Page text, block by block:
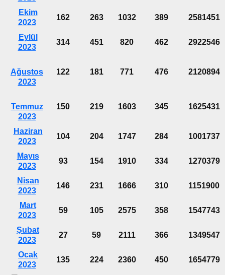
Ekim
2023
162 263 1032 389 2581451
Eylül
2023
314 451 820 462 2922546
Ağustos
2023
122 181 771 476 2120894
Temmuz
2023
150 219 1603 345 1625431
Haziran
2023
104 204 1747 284 1001737
Mayıs
2023
93 154 1910 334 1270379
Nisan
2023
146 231 1666 310 1151900
Mart
2023
59 105 2575 358 1547743
Şubat
2023
27 59 2111 366 1349547
Ocak
2023
135 224 2360 450 1654779